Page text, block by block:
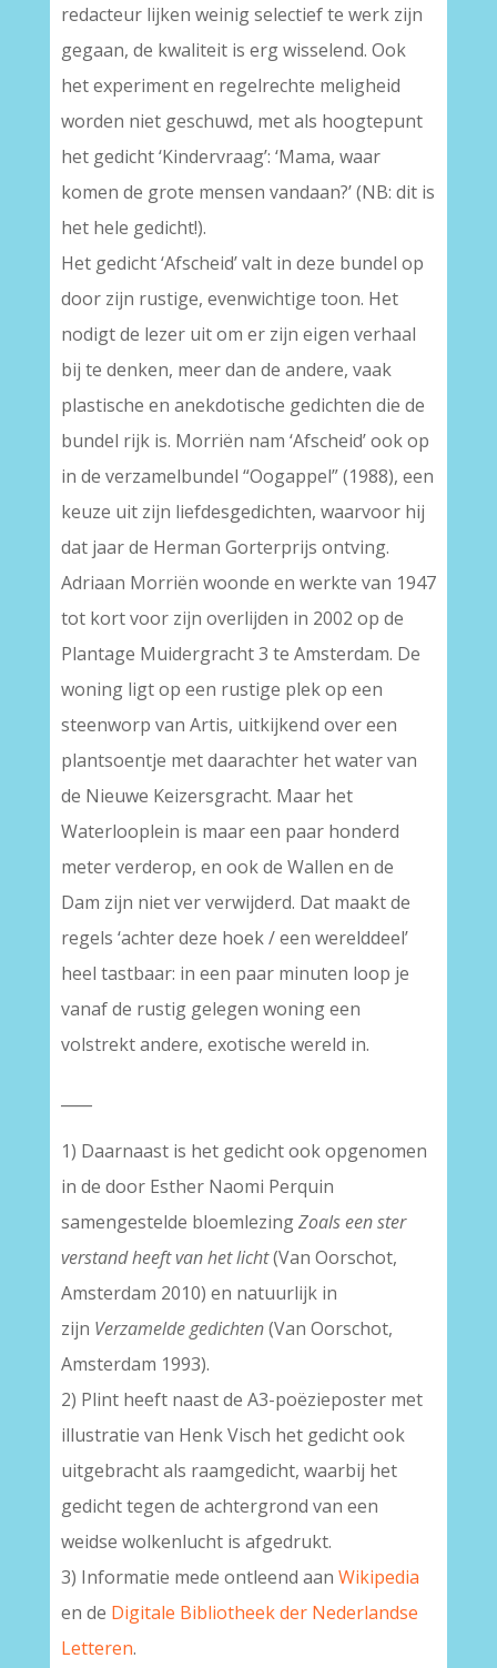
redacteur lijken weinig selectief te werk zijn
gegaan, de kwaliteit is erg wisselend. Ook
het experiment en regelrechte meligheid
worden niet geschuwd, met als hoogtepunt
het gedicht ‘Kindervraag’: ‘Mama, waar
komen de grote mensen vandaan?’ (NB: dit is
het hele gedicht!).
Het gedicht ‘Afscheid’ valt in deze bundel op
door zijn rustige, evenwichtige toon. Het
nodigt de lezer uit om er zijn eigen verhaal
bij te denken, meer dan de andere, vaak
plastische en anekdotische gedichten die de
bundel rijk is. Morriën nam ‘Afscheid’ ook op
in de verzamelbundel “Oogappel” (1988), een
keuze uit zijn liefdesgedichten, waarvoor hij
dat jaar de Herman Gorterprijs ontving.
Adriaan Morriën woonde en werkte van 1947
tot kort voor zijn overlijden in 2002 op de
Plantage Muidergracht 3 te Amsterdam. De
woning ligt op een rustige plek op een
steenworp van Artis, uitkijkend over een
plantsoentje met daarachter het water van
de Nieuwe Keizersgracht. Maar het
Waterlooplein is maar een paar honderd
meter verderop, en ook de Wallen en de
Dam zijn niet ver verwijderd. Dat maakt de
regels ‘achter deze hoek / een werelddeel’
heel tastbaar: in een paar minuten loop je
vanaf de rustig gelegen woning een
volstrekt andere, exotische wereld in.
1) Daarnaast is het gedicht ook opgenomen
in de door Esther Naomi Perquin
samengestelde bloemlezingZoals een ster
verstand heeft van het licht(Van Oorschot,
Amsterdam 2010) en natuurlijk in
zijn Verzamelde gedichten(Van Oorschot,
Amsterdam 1993).
2) Plint heeft naast de A3-poëzieposter met
illustratie van Henk Visch het gedicht ook
uitgebracht als raamgedicht, waarbij het
gedicht tegen de achtergrond van een
weidse wolkenlucht is afgedrukt.
3) Informatie mede ontleend aan Wikipedia
en de Digitale Bibliotheek der Nederlandse
Letteren.